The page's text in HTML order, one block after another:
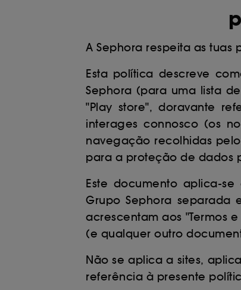
A Sephora respeita as
Esta política descreve
Sephora (para uma lista
"Play store", doravante
interages connosco (os
navegação recolhidas
para a proteção de dados
Este documento aplica-
Grupo Sephora separada
acrescentam aos "Termos
(e qualquer outro
Não se aplica a sites,
referência à presente